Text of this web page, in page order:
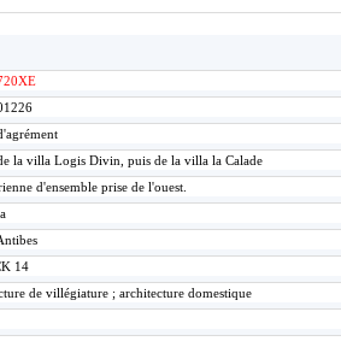
la villa Logis Divin, puis de la villa la Calade
d'ensemble prise de l'ouest.
14
de villégiature ; architecture domestique